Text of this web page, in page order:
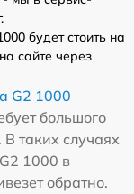
будет стоить на
сайте через
G2 1000
большого
таких случаях
1000 в
обратно.